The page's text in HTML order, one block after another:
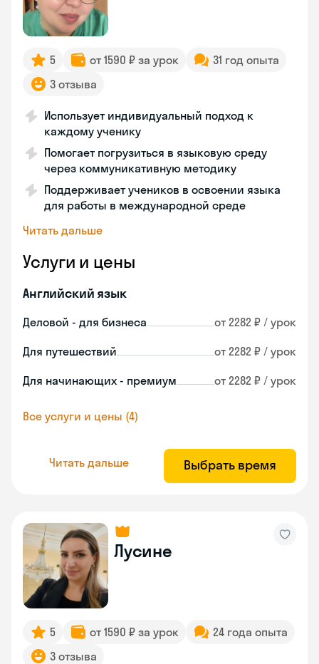
5 от 1590 ₽ за урок
31 год опыта
3 отзыва
Использует индивидуальный подход к
каждому ученику
Помогает погрузиться в языковую среду
через коммуникативную методику
Поддерживает учеников в освоении языка
для работы в международной среде
Читать дальше
Услуги и цены
Английский язык
Деловой - для бизнеса от 2282 ₽ / урок
Для путешествий от 2282 ₽ / урок
Для начинающих - премиум от 2282 ₽ / урок
Все услуги и цены (4)
Читать дальше Выбрать время
Лусине
5 от 1590 ₽ за урок
24 года опыта
3 отзыва